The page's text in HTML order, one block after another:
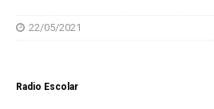
22/05/2021
Radio Escolar